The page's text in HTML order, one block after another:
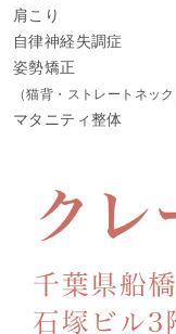
肩こり
自律神経失調症
姿勢矯正
（猫背・ストレートネック
マタニティ整体